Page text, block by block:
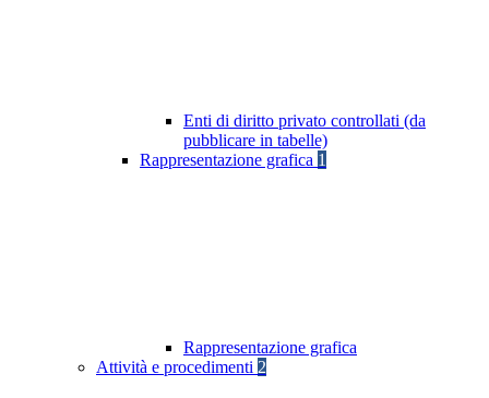
Enti di diritto privato controllati (da
pubblicare in tabelle)
Rappresentazione grafica 1
Rappresentazione grafica
Attività e procedimenti 2